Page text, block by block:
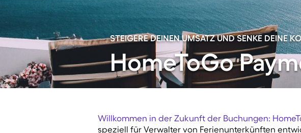
STEIGERE DEINEN UMSATZ UND SENKE DEINE
HomeToGo
Willkommen in der Zukunft der Buchungen:
speziell für Verwalter von Ferienunterkünften